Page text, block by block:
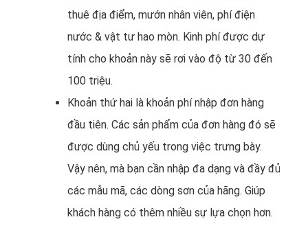
thuê địa điểm, mướn nhân viên, phí điện
nước & vật tư hao mòn. Kinh phí được dự
tính cho khoản này sẽ rơi vào độ từ 30 đến
100 triệu.
Khoản thứ hai là khoản phí nhập đơn hàng
đầu tiên. Các sản phẩm của đơn hàng đó sẽ
được dùng chủ yếu trong việc trưng bày.
Vậy nên, mà bạn cần nhập đa dạng và đầy đủ
các mẫu mã, các dòng sơn của hãng. Giúp
khách hàng có thêm nhiều sự lựa chọn hơn.